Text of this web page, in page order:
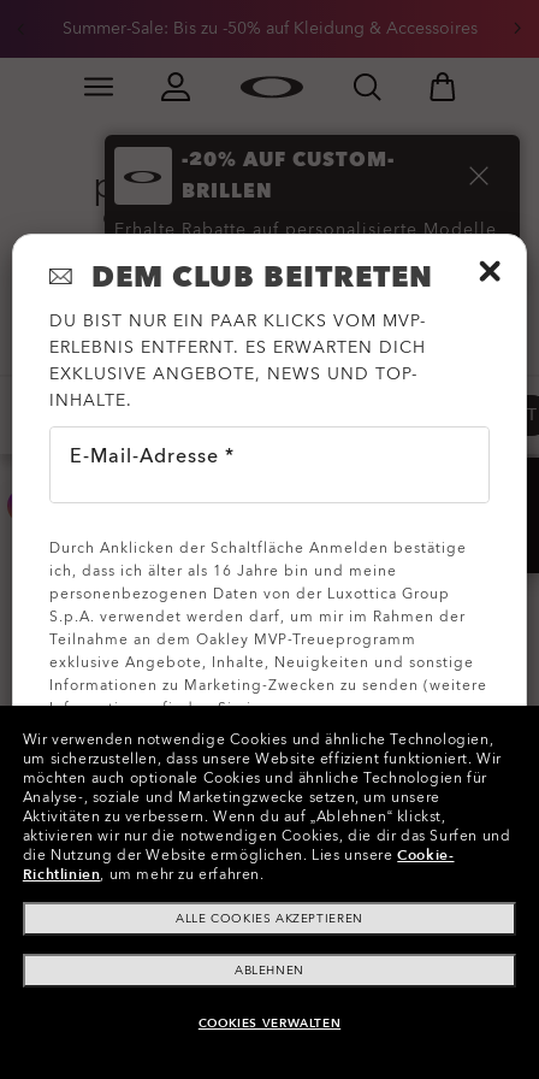
Skip to
Summer-Sale: Bis zu -50% auf Kleidung & Accessoires
Erhalte 20 % Rabatt auf Ersatzgläser beim Kauf einer
Sonnenbrille
Slide 3 of 3. Erhalte 20 % Rabatt auf Ersatzgläser
-20% AUF CUSTOM-
BRILLEN
Erhalte Rabatte auf personalisierte Modelle
JETZT KAUFEN
polarisierte PRIZM-
Sonnenbrillen (92)
Filtern
PRIZM™ POLARISIERT
BELIEBTESTE MODELLE
Holbrook™
Prizm™ Polarisiert
€217.00
BELIEBTESTE MODELLE
Radar® EV Path®
Prizm™ Polarisiert
€272.00
Wir verwenden notwendige Cookies und ähnliche Technologien,
um sicherzustellen, dass unsere Website effizient funktioniert. Wir
möchten auch optionale Cookies und ähnliche Technologien für
Analyse-, soziale und Marketingzwecke setzen, um unsere
Aktivitäten zu verbessern. Wenn du auf „Ablehnen“ klickst,
aktivieren wir nur die notwendigen Cookies, die dir das Surfen und
die Nutzung der Website ermöglichen. Lies unsereCookie-
Richtlinien, um mehr zu erfahren.
ALLE COOKIES AKZEPTIEREN
ABLEHNEN
COOKIES VERWALTEN
DEM CLUB BEITRETEN
DU BIST NUR EIN PAAR KLICKS VOM MVP-
ERLEBNIS ENTFERNT. ES ERWARTEN DICH
EXKLUSIVE ANGEBOTE, NEWS UND TOP-
INHALTE.
E-Mail-Adresse *
Durch Anklicken der Schaltfläche Anmelden bestätige
ich, dass ich älter als 16 Jahre bin und meine
personenbezogenen Daten von der Luxottica Group
S.p.A. verwendet werden darf, um mir im Rahmen der
Teilnahme an dem Oakley MVP-Treueprogramm
exklusive Angebote, Inhalte, Neuigkeiten und sonstige
Informationen zu Marketing-Zwecken zu senden (weitere
Informationen finden Sie in unserer
Datenschutzbestimmungen ).
MELDEN SIE